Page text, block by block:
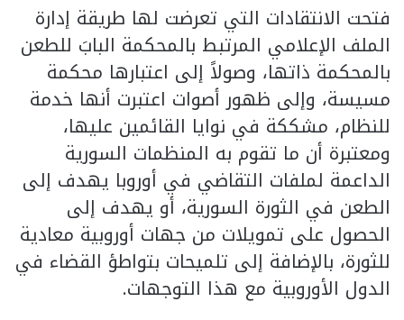
فتحت الانتقادات التي تعرضت لها طريقة إدارة
الملف الإعلامي المرتبط بالمحكمة البابَ للطعن
بالمحكمة ذاتها، وصولاً إلى اعتبارها محكمة
مسيسة، وإلى ظهور أصوات اعتبرت أنها خدمة
للنظام، مشككة في نوايا القائمين عليها،
ومعتبرة أن ما تقوم به المنظمات السورية
الداعمة لملفات التقاضي في أوروبا يهدف إلى
الطعن في الثورة السورية، أو يهدف إلى
الحصول على تمويلات من جهات أوروبية معادية
للثورة، بالإضافة إلى تلميحات بتواطؤ القضاء في
الدول الأوروبية مع هذا التوجهات.